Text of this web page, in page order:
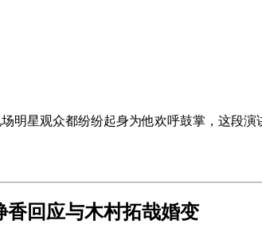
明星观众都纷纷起身为他欢呼鼓掌，这段
香回应与木村拓哉婚变